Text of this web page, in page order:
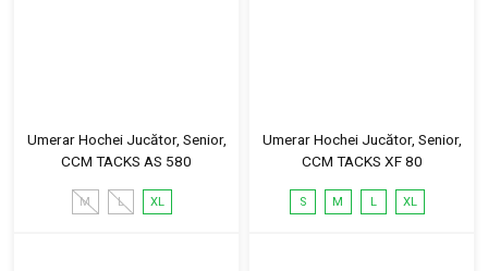
Umerar Hochei Jucător, Senior,
CCM TACKS AS 580
M L XL
Umerar Hochei Jucător, Senior,
CCM TACKS XF 80
S M L XL